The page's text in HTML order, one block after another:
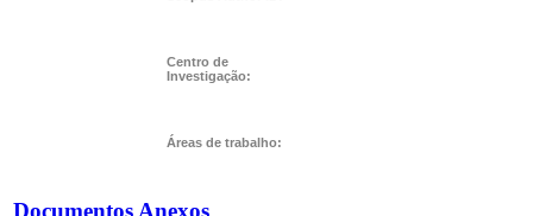
Centro de
Investigação:
Áreas de trabalho:
Documentos Anexos